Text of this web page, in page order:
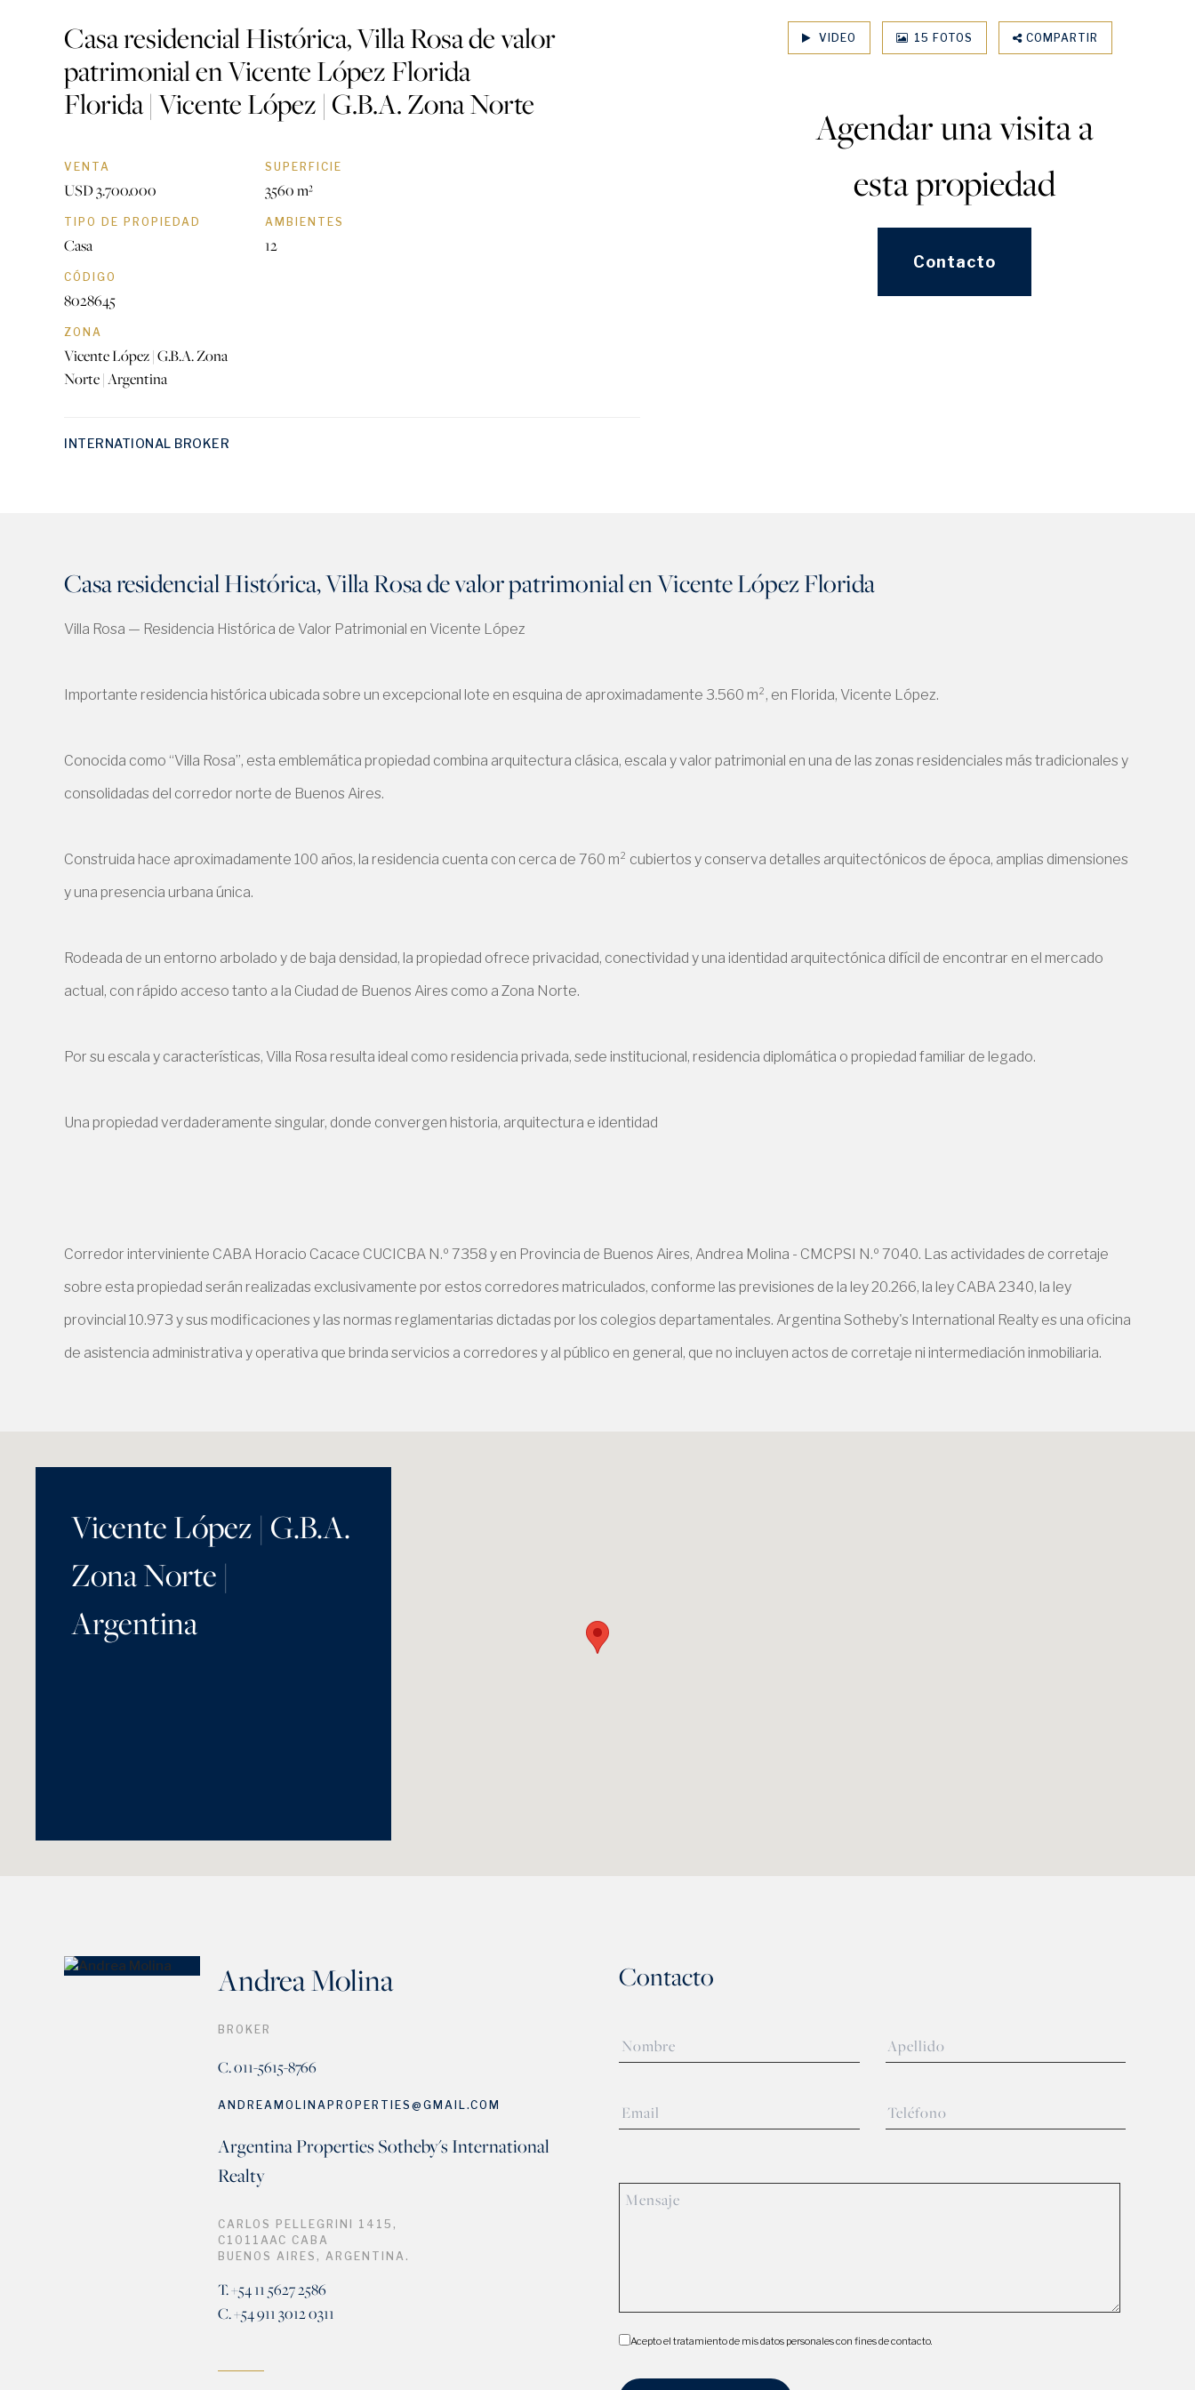
Casa residencial Histórica, Villa Rosa de valor
patrimonial en Vicente López Florida
Florida | Vicente López | G.B.A. Zona Norte
VENTA
USD 3.700.000
TIPO DE PROPIEDAD
Casa
CÓDIGO
8028645
ZONA
Vicente López | G.B.A. Zona
Norte | Argentina
SUPERFICIE
3560 m²
AMBIENTES
12
INTERNATIONAL BROKER
VIDEO 15 FOTOS COMPARTIR
Agendar una visita a
esta propiedad
Contacto
Casa residencial Histórica, Villa Rosa de valor patrimonial en Vicente López Florida
Villa Rosa — Residencia Histórica de Valor Patrimonial en Vicente López
Importante residencia histórica ubicada sobre un excepcional lote en esquina de aproximadamente 3.560 m², en Florida, Vicente López.
Conocida como “Villa Rosa”, esta emblemática propiedad combina arquitectura clásica, escala y valor patrimonial en una de las zonas residenciales más tradicionales y
consolidadas del corredor norte de Buenos Aires.
Construida hace aproximadamente 100 años, la residencia cuenta con cerca de 760 m² cubiertos y conserva detalles arquitectónicos de época, amplias dimensiones
y una presencia urbana única.
Rodeada de un entorno arbolado y de baja densidad, la propiedad ofrece privacidad, conectividad y una identidad arquitectónica difícil de encontrar en el mercado
actual, con rápido acceso tanto a la Ciudad de Buenos Aires como a Zona Norte.
Por su escala y características, Villa Rosa resulta ideal como residencia privada, sede institucional, residencia diplomática o propiedad familiar de legado.
Una propiedad verdaderamente singular, donde convergen historia, arquitectura e identidad
Corredor interviniente CABA Horacio Cacace CUCICBA N.º 7358 y en Provincia de Buenos Aires, Andrea Molina - CMCPSI N.º 7040. Las actividades de corretaje
sobre esta propiedad serán realizadas exclusivamente por estos corredores matriculados, conforme las previsiones de la ley 20.266, la ley CABA 2340, la ley
provincial 10.973 y sus modificaciones y las normas reglamentarias dictadas por los colegios departamentales. Argentina Sotheby's International Realty es una oficina
de asistencia administrativa y operativa que brinda servicios a corredores y al público en general, que no incluyen actos de corretaje ni intermediación inmobiliaria.
Vicente López | G.B.A.
Zona Norte |
Argentina
Andrea Molina
BROKER
C. 011-5615-8766
ANDREAMOLINAPROPERTIES@GMAIL.COM
Argentina Properties Sotheby's International
Realty
CARLOS PELLEGRINI 1415,
C1011AAC CABA
BUENOS AIRES, ARGENTINA.
T. +54 11 5627 2586
C. +54 911 3012 0311
Contacto
Acepto el tratamiento de mis datos personales con fines de contacto.